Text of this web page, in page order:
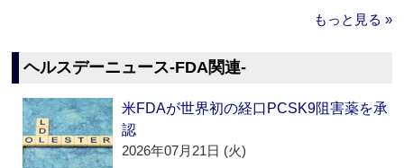
もっと見る »
ヘルスデーニュース‐FDA関連‐
米FDAが世界初の経口PCSK9阻害薬を承
認
2026年07月21日 (火)